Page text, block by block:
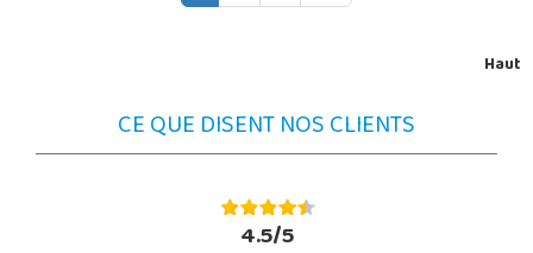
Haut
CE QUE DISENT NOS CLIENTS
4.5/5